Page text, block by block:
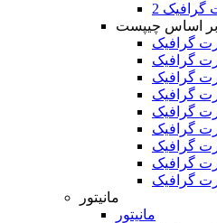
بر اساس چیپست
مانیتور
مانیتور